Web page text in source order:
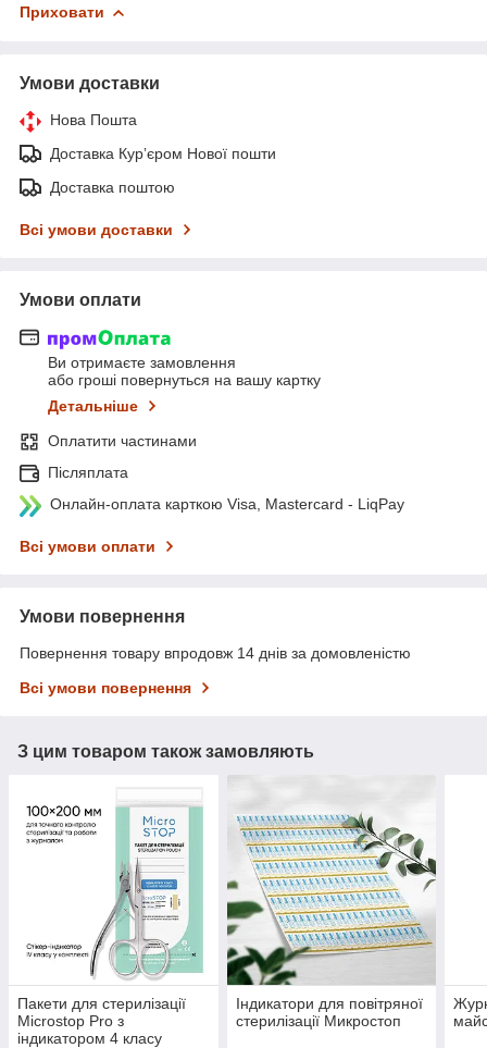
Приховати
Умови доставки
Нова Пошта
Доставка Курʼєром Нової пошти
Доставка поштою
Всі умови доставки
Умови оплати
Ви отримаєте замовлення
або гроші повернуться на вашу картку
Детальніше
Оплатити частинами
Післяплата
Онлайн-оплата карткою Visa, Mastercard - LiqPay
Всі умови оплати
Умови повернення
Повернення товару впродовж 14 днів за домовленістю
Всі умови повернення
З цим товаром також замовляють
Пакети для стерилізації
Microstop Pro з
індикатором 4 класу
Індикатори для повітряної
стерилізації Микростоп